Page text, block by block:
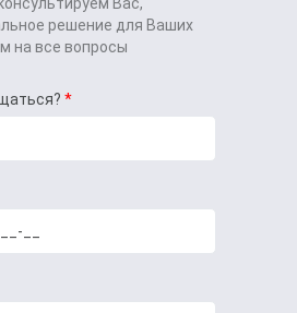
решение для Ваших
на все вопросы